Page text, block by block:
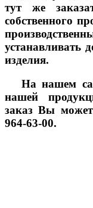
тут же
собственного
устанавливать
изделия.
На нашем
нашей
заказ Вы
964-63-00.